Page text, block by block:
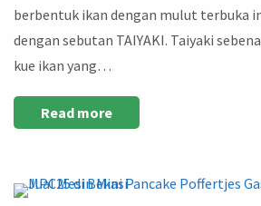
berbentuk ikan dengan mulut terbuka
dengan sebutan TAIYAKI. Taiyaki
kue ikan yang…
Read more